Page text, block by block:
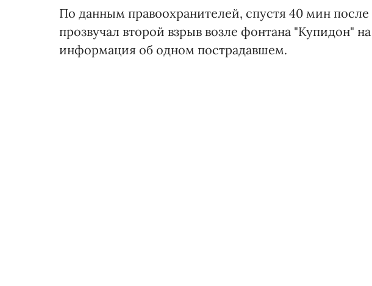
По данным правоохранителей, спустя 40 мин после
прозвучал второй взрыв возле фонтана "Купидон"
информация об одном пострадавшем.